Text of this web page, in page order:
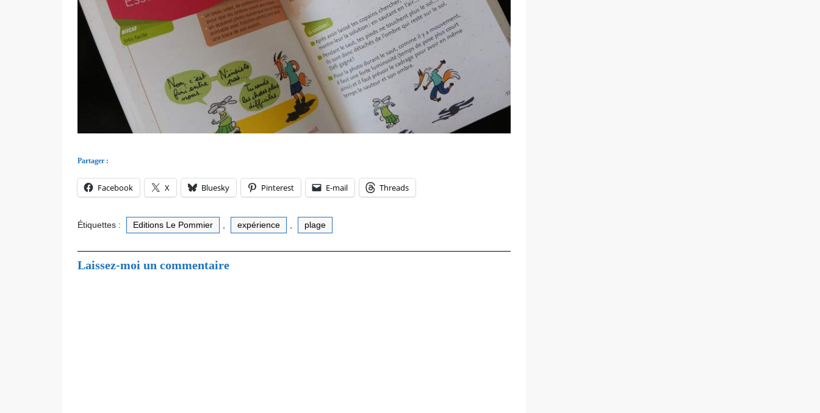
Partager :
Facebook X Bluesky Pinterest E-mail Threads
Étiquettes : Editions Le Pommier , expérience , plage
Laissez-moi un commentaire